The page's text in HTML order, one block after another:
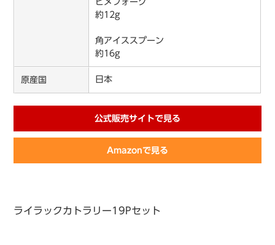
約12g
角アイススプーン
約16g
原産国 日本
公式販売サイトで見る
Amazonで見る
ライラックカトラリー19Pセット